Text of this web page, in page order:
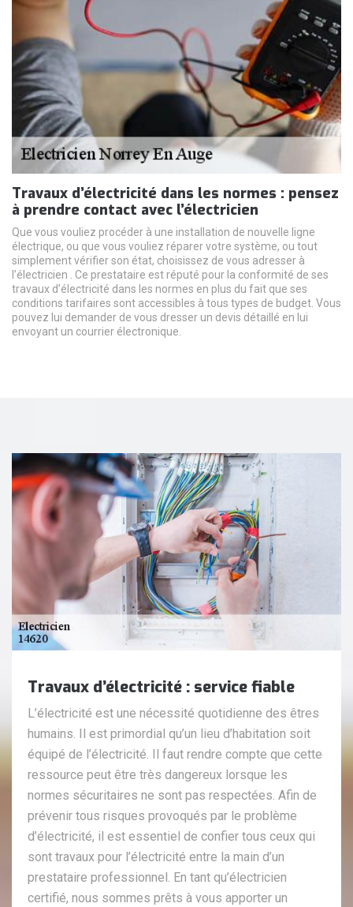
Travaux d’électricité dans les normes : pensez
à prendre contact avec l’électricien
Que vous vouliez procéder à une installation de nouvelle ligne
électrique, ou que vous vouliez réparer votre système, ou tout
simplement vérifier son état, choisissez de vous adresser à
l’électricien . Ce prestataire est réputé pour la conformité de ses
travaux d’électricité dans les normes en plus du fait que ses
conditions tarifaires sont accessibles à tous types de budget. Vous
pouvez lui demander de vous dresser un devis détaillé en lui
envoyant un courrier électronique.
Travaux d’électricité : service fiable
L’électricité est une nécessité quotidienne des êtres
humains. Il est primordial qu’un lieu d’habitation soit
équipé de l’électricité. Il faut rendre compte que cette
ressource peut être très dangereux lorsque les
normes sécuritaires ne sont pas respectées. Afin de
prévenir tous risques provoqués par le problème
d’électricité, il est essentiel de confier tous ceux qui
sont travaux pour l’électricité entre la main d’un
prestataire professionnel. En tant qu’électricien
certifié, nous sommes prêts à vous apporter un